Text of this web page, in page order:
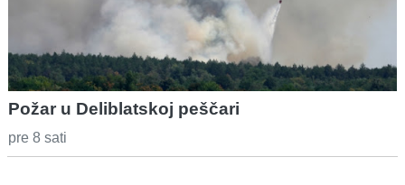
Požar u Deliblatskoj peščari
pre 8 sati